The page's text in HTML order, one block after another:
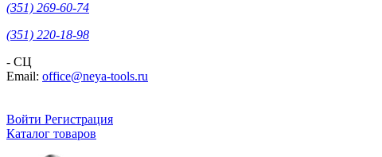
(351) 269-60-74
(351) 220-18-98
- СЦ
Email: office@neya-tools.ru
Войти Регистрация
Каталог товаров